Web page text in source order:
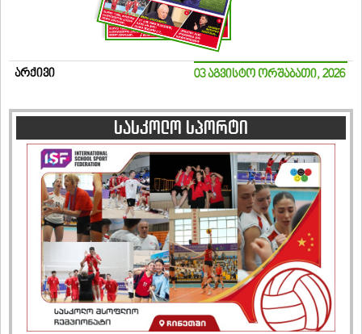
არქივი 03 აგვისტო ორშაბათი, 2026
სასკოლო სპორტი